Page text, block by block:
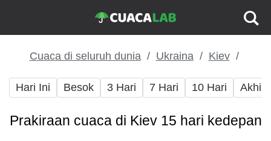
Cuaca di seluruh dunia Ukraina Kiev
Hari Ini Besok 3 Hari 7 Hari 10 Hari Akhir
Prakiraan cuaca di Kiev 15 hari kedepan